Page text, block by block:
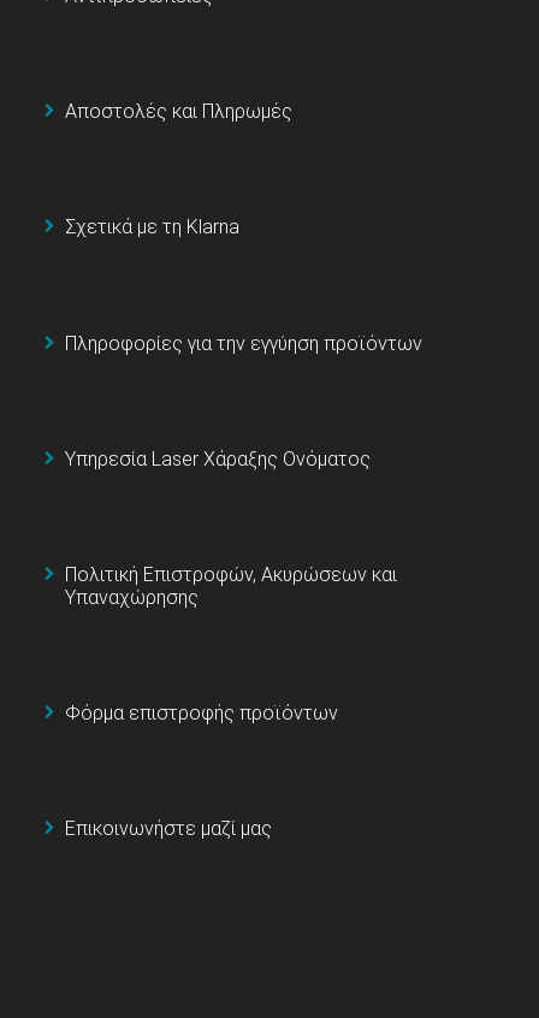
Αποστολές και Πληρωμές
Σχετικά με τη Klarna
Πληροφορίες για την εγγύηση προϊόντων
Υπηρεσία Laser Χάραξης Ονόματος
Πολιτική Επιστροφών, Ακυρώσεων και
Υπαναχώρησης
Φόρμα επιστροφής προϊόντων
Επικοινωνήστε μαζί μας